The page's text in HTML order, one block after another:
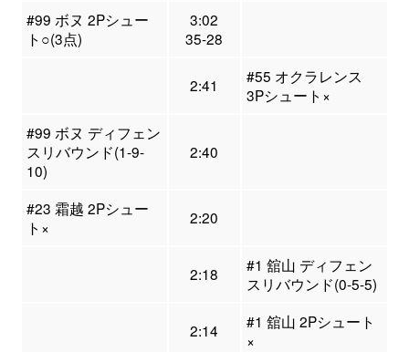
#99 ボヌ 2Pシュー
ト○(3点)
3:02
35-28
2:41
#55 オクラレンス
3Pシュート×
#99 ボヌ ディフェン
スリバウンド(1-9-
10)
2:40
#23 霜越 2Pシュー
ト×
2:20
2:18
#1 舘山 ディフェン
スリバウンド(0-5-5)
2:14
#1 舘山 2Pシュート
×